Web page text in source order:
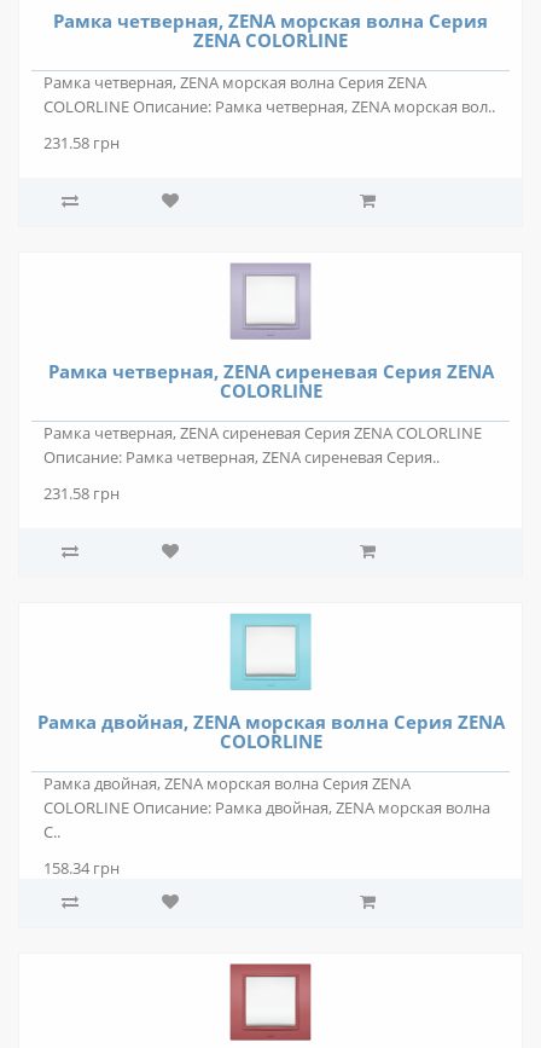
Рамка четверная, ZENA морская волна Серия
ZENA COLORLINE
Рамка четверная, ZENA морская волна Серия ZENA
COLORLINE Описание: Рамка четверная, ZENA морская вол..
231.58 грн
Рамка четверная, ZENA сиреневая Серия ZENA
COLORLINE
Рамка четверная, ZENA сиреневая Серия ZENA COLORLINE
Описание: Рамка четверная, ZENA сиреневая Серия..
231.58 грн
Рамка двойная, ZENA морская волна Серия ZENA
COLORLINE
Рамка двойная, ZENA морская волна Серия ZENA
COLORLINE Описание: Рамка двойная, ZENA морская волна
С..
158.34 грн